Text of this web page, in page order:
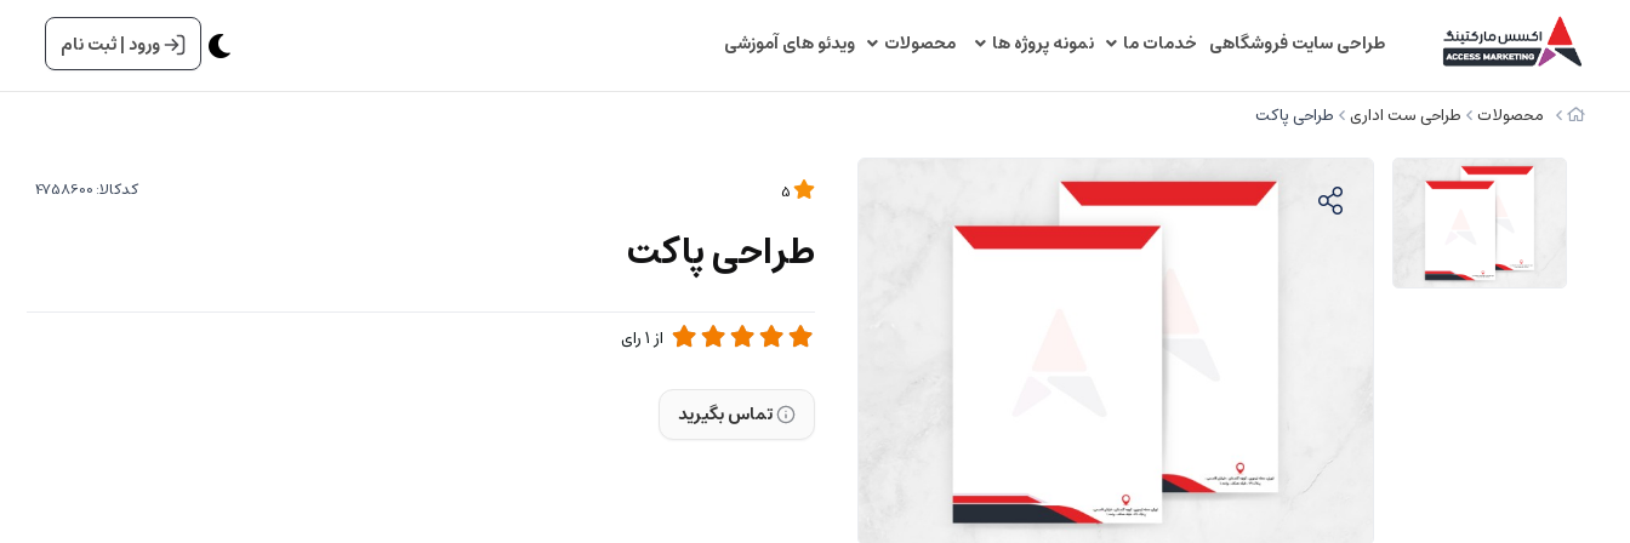
طراحی سایت فروشگاهی خدمات ما نمونه پروژه ها محصولات ویدئو های آموزشی ورود|ثبت نام
محصولات طراحی ست اداری طراحی پاکت
کدکالا:
طراحی پاکت
از1رای
تماس بگیرید